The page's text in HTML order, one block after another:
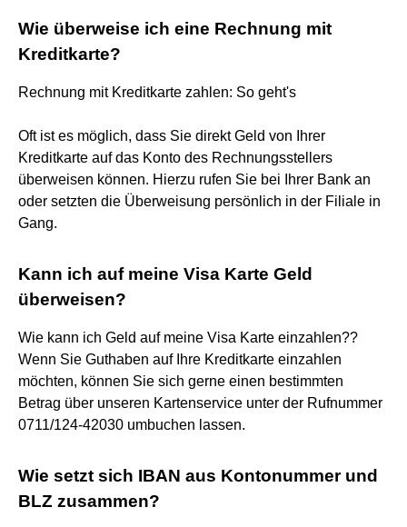
Wie überweise ich eine Rechnung mit
Kreditkarte?
Rechnung mit Kreditkarte zahlen: So geht's
Oft ist es möglich, dass Sie direkt Geld von Ihrer
Kreditkarte auf das Konto des Rechnungsstellers
überweisen können. Hierzu rufen Sie bei Ihrer Bank an
oder setzten die Überweisung persönlich in der Filiale in
Gang.
Kann ich auf meine Visa Karte Geld
überweisen?
Wie kann ich Geld auf meine Visa Karte einzahlen??
Wenn Sie Guthaben auf Ihre Kreditkarte einzahlen
möchten, können Sie sich gerne einen bestimmten
Betrag über unseren Kartenservice unter der Rufnummer
0711/124-42030 umbuchen lassen.
Wie setzt sich IBAN aus Kontonummer und
BLZ zusammen?